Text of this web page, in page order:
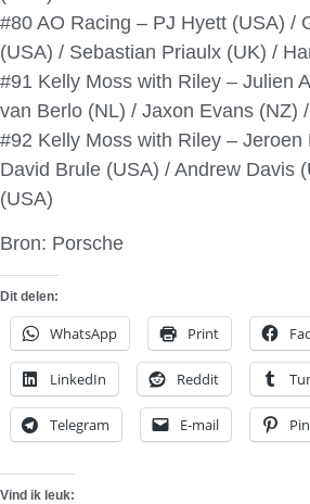
#80 AO Racing – PJ Hyett (USA) /
(USA) / Sebastian Priaulx (UK) /
#91 Kelly Moss with Riley – Julien
van Berlo (NL) / Jaxon Evans (NZ)
#92 Kelly Moss with Riley – Jeroen
David Brule (USA) / Andrew Davis
(USA)
Bron: Porsche
Dit delen:
WhatsApp Print
LinkedIn Reddit
Telegram E-mail
Vind ik leuk: